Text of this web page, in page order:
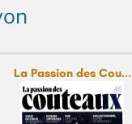
La Passion des Cou...